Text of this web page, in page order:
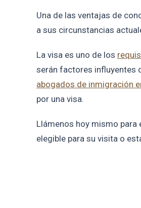
Una de las ventajas de
a sus circunstancias
La visa es uno de los
serán factores influyentes
abogados de inmigración
por una visa.
Llámenos hoy mismo para
elegible para su visita o